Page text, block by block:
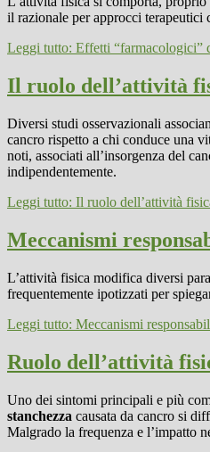
il razionale per approcci terapeutici
Leggi tutto: Effetti “farmacologici”
Il ruolo dell’attività
Diversi studi osservazionali
cancro rispetto a chi conduce una
noti, associati all’insorgenza del
indipendentemente.
Leggi tutto: Il ruolo dell’attività
Meccanismi
L’attività fisica modifica diversi
frequentemente ipotizzati per
Leggi tutto: Meccanismi
Ruolo dell’attività
Uno dei sintomi principali e più
stanchezza causata da cancro si
Malgrado la frequenza e l’impatto